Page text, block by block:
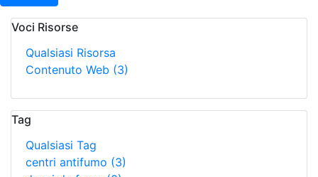
Voci Risorse
Qualsiasi Risorsa
Contenuto Web (3)
Tag
Qualsiasi Tag
centri antifumo (3)